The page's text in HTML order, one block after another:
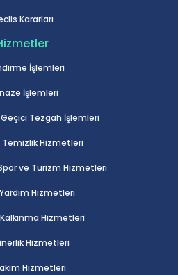
Kararları
İşlemleri
İşlemleri
Tezgah İşlemleri
Hizmetleri
ve Turizm Hizmetleri
Hizmetleri
Hizmetleri
Hizmetleri
Hizmetleri